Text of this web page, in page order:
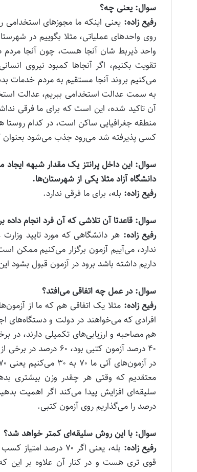
سوال: یعنی چه؟
رفیع زاده: یعنی اینکه ما مجوز‌های استخدامی
روی واحد‌های عملیاتی، مثلا بگوییم در
واحد ذیربط شان آنجا هست، چون آنجا مردم
تقویت بکنیم، اگر آنجا‌ها کمبود نیروی
می‌کنیم بروند آنجا مستقیم به مردم خدمات
به سمت عدالت استخدامی ببریم، عدالت
آن تاکید شده، این است که برای ما فرقی
منطقه جغرافیایی ساکن است، در کدام روستا
کسی پذیرفته شد می‌رود جذب می‌شود بعنوان
سوال: این داخل پرانتز یک مقدار شبهه
دانشگاه آزاد مثلا یکی از شهرستان‌ها.
رفیع زاده: بله، برای ما فرقی ندارد.
سوال: قاعدتا آن تلاشی که آن فرد انجام داده
رفیع زاده: هر دانشگاهی که مورد تایید
ندارد، می‌آییم آزمون برگزار می‌کنیم ممکن
داریم داشته باشد برود در آزمون قبول بشود
سوال: در عمل چه اتفاقی می‌افتد؟
رفیع زاده: مثلا یک اتفاقی هم که ما از
افرادی که می‌خواهند در دولت و دستگاه‌های
۴۰ درصد آزمون کتبی
معتقدیم که وقتی هر چقدر وزن بیشتری
درصد را می‌گذاریم روی آزمون کتبی.
سوال: با این روش سلیقه‌ای کمتر خواهد شد؟
رفیع زاده:
بله، یعنی اگر ۷۰